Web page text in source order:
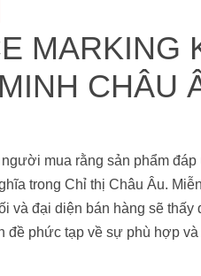
MARKING
CHÂU
mua rằng sản phẩm
trong Chỉ thị Châu Âu.
và đại diện bán hàng sẽ
đề phức tạp về sự phù hợp và